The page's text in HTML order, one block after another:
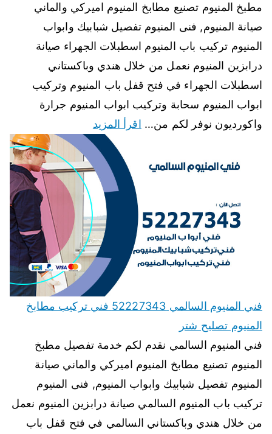
مطبخ المنيوم تصنيع مطابخ المنيوم اميركي والماني
صيانة المنيوم, فنى المنيوم تفصيل شبابيك وابواب
المنيوم تركيب باب المنيوم اسطبلات الجهراء صيانة
درابزين المنيوم نعمل من خلال هندي وباكستاني
اسطبلات الجهراء في فتح قفل باب المنيوم وتركيب
ابواب المنيوم سحابة وتركيب ابواب المنيوم جرارة
واكورديون نوفر لكم من… اقرأ المزيد
فني المنيوم السالمي 52227343 فني تركيب مطابخ
المنيوم تصليح شتر
فني المنيوم السالمي نقدم لكم خدمة تفصيل مطبخ
المنيوم تصنيع مطابخ المنيوم اميركي والماني صيانة
المنيوم تفصيل شبابيك وابواب المنيوم, فنى المنيوم
تركيب باب المنيوم السالمي صيانة درابزين المنيوم نعمل
من خلال هندي وباكستاني السالمي في فتح قفل باب